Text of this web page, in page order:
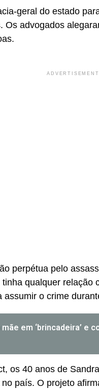
geral do estado
Os advogados
ADVERTISEMENT
perpétua pelo
qualquer relação
assumir o crime
em ‘brincadeira’ e
os 40 anos de
país. O projeto